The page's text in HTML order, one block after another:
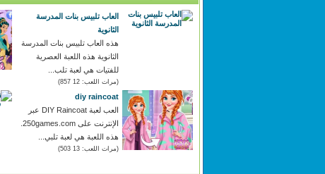
العاب تلبيس بنات المدرسة
الثانوية
هذه العاب تلبيس بنات المدرسة
الثانوية هذه اللعبة العصرية
للفتيات هي لعبة تلب...
(مرات اللعب: 12 857)
diy raincoat
العب لعبة DIY Raincoat عبر
هذه اللعبة هي لعبة تلبي...
(مرات اللعب: 13 503)